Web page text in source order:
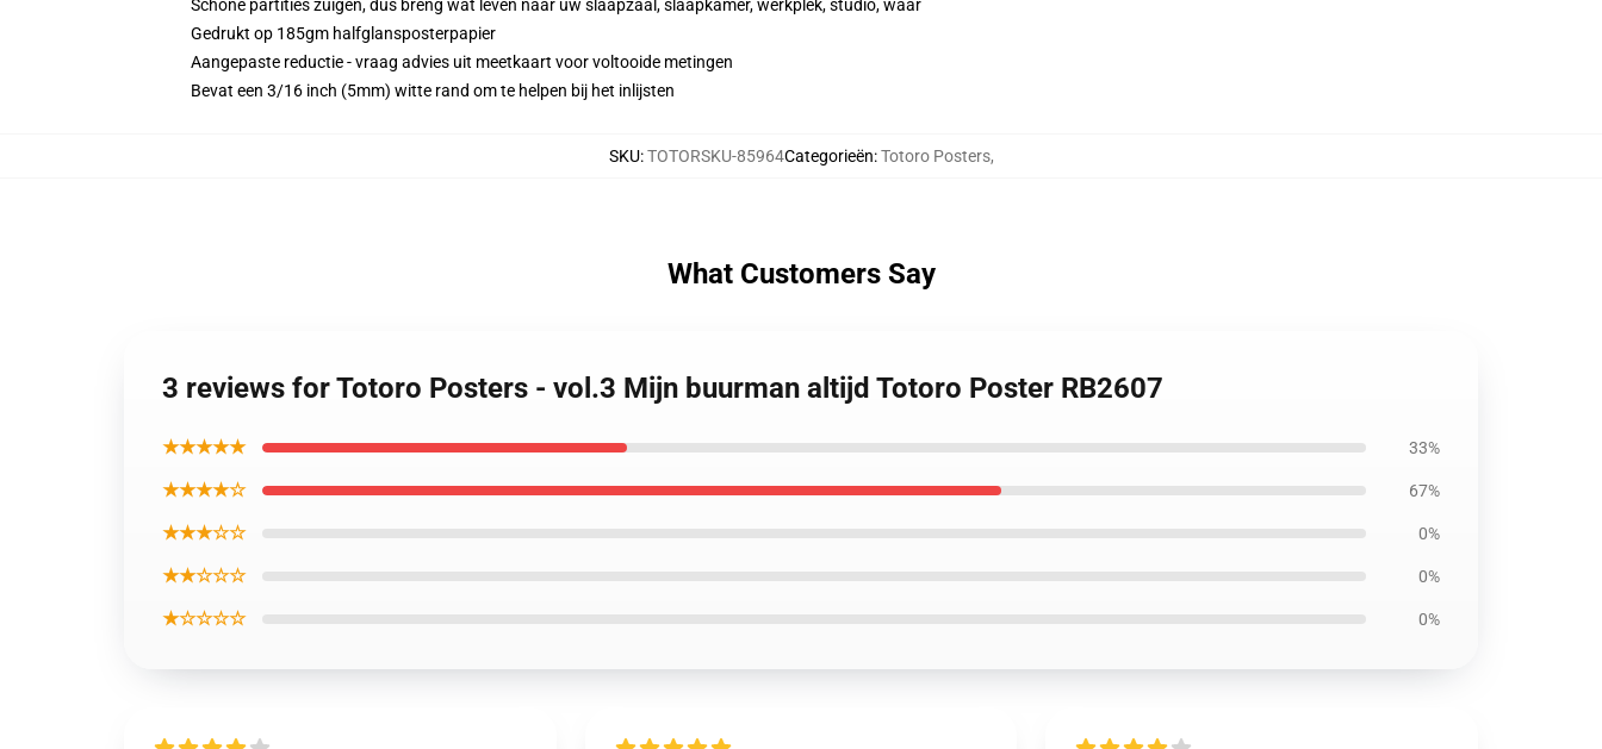
Schone partities zuigen, dus breng wat leven naar uw slaapzaal, slaapkamer, werkplek, studio, waar
Gedrukt op 185gm halfglansposterpapier
Aangepaste reductie - vraag advies uit meetkaart voor voltooide metingen
Bevat een 3/16 inch (5mm) witte rand om te helpen bij het inlijsten
SKU:TOTORSKU-85964Categorieën:Totoro Posters,
What Customers Say
3 reviews for Totoro Posters - vol.3 Mijn buurman altijd Totoro Poster RB2607
★★★★★ 33%
★★★★☆ 67%
★★★☆☆ 0%
★★☆☆☆ 0%
★☆☆☆☆ 0%